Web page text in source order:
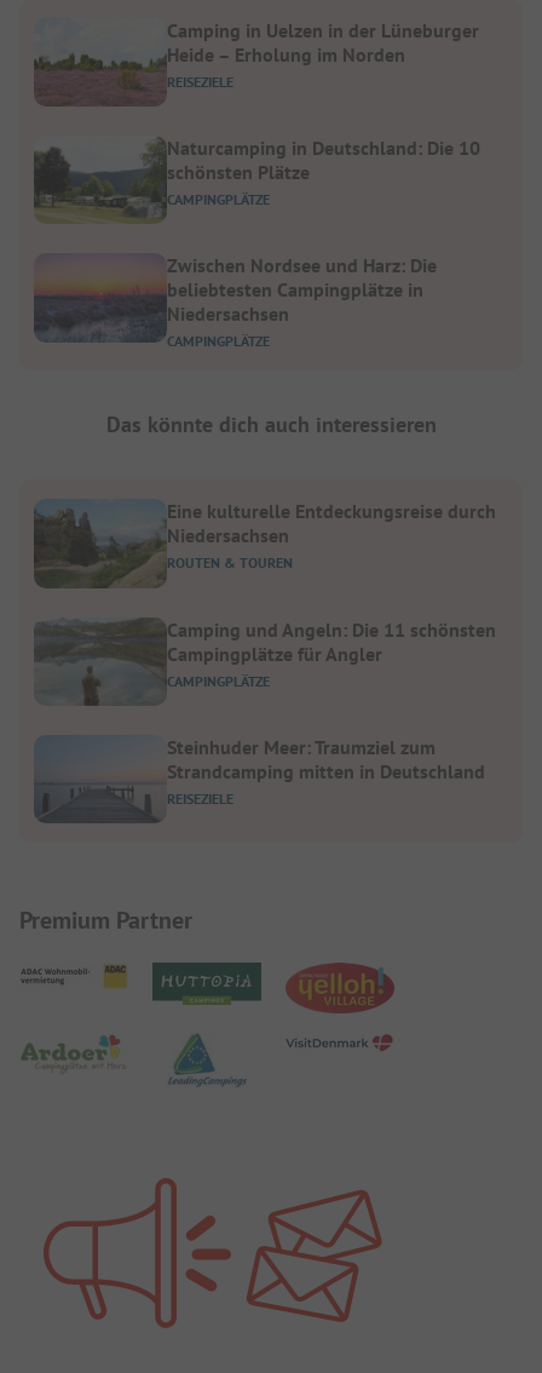
REISEZIELE
Camping in Uelzen in der Lüneburger
Heide – Erholung im Norden
CAMPINGPLÄTZE
Naturcamping in Deutschland: Die 10
schönsten Plätze
CAMPINGPLÄTZE
Zwischen Nordsee und Harz: Die
beliebtesten Campingplätze in
Niedersachsen
Das könnte dich auch interessieren
ROUTEN & TOUREN
Eine kulturelle Entdeckungsreise durch
Niedersachsen
CAMPINGPLÄTZE
Camping und Angeln: Die 11 schönsten
Campingplätze für Angler
REISEZIELE
Steinhuder Meer: Traumziel zum
Strandcamping mitten in Deutschland
Premium Partner